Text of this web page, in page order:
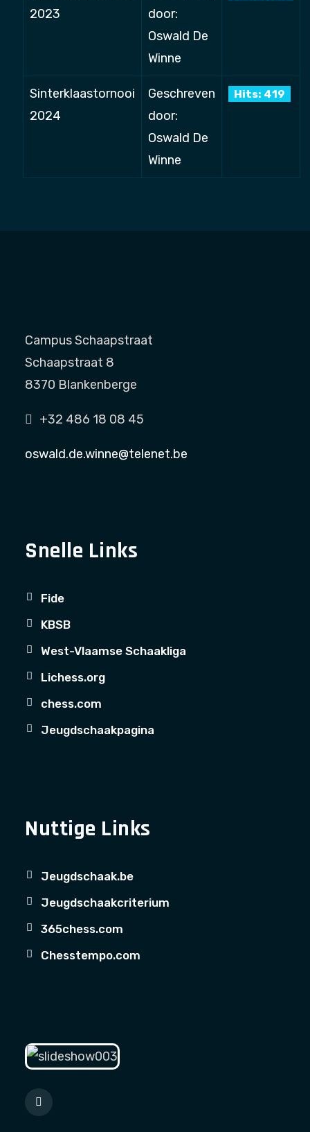
2023
door:
Oswald De
Winne
Sinterklaastornooi
2024
Geschreven
door:
Oswald De
Winne
Hits: 419
Campus Schaapstraat
Schaapstraat 8
8370 Blankenberge
+32 486 18 08 45
oswald.de.winne@telenet.be
Snelle Links
Fide
KBSB
West-Vlaamse Schaakliga
Lichess.org
chess.com
Jeugdschaakpagina
Nuttige Links
Jeugdschaak.be
Jeugdschaakcriterium
365chess.com
Chesstempo.com